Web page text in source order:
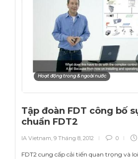
Hoạt động trong & ngoài nước
Tập đoàn FDT công bố
chuẩn FDT2
IA Vietnam 9 Tháng 8, 2012 0
FDT2 cung cấp cải tiến quan trọng và